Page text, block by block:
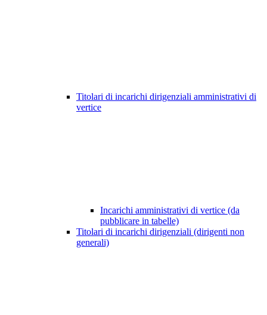
Titolari di incarichi dirigenziali amministrativi di
vertice
Incarichi amministrativi di vertice (da
pubblicare in tabelle)
Titolari di incarichi dirigenziali (dirigenti non
generali)